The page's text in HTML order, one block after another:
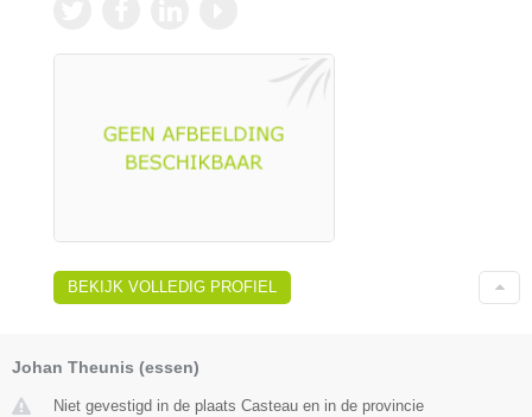
BEKIJK VOLLEDIG PROFIEL
Johan Theunis (essen)
Niet gevestigd in de plaats Casteau en in de provincie